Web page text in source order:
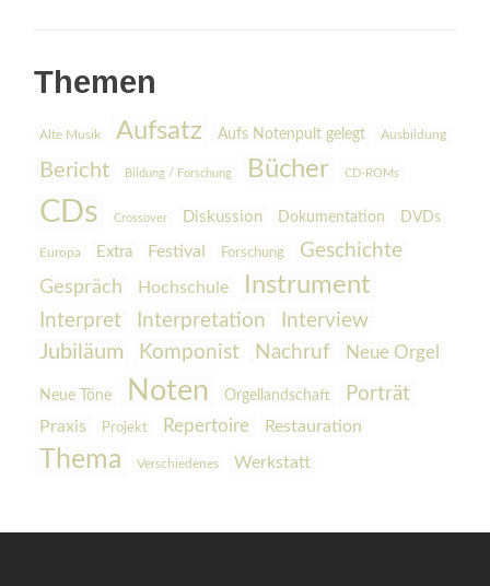
Themen
Alte Musik Aufsatz Aufs Notenpult gelegt Ausbildung
Bericht Bildung / Forschung Bücher CD-ROMs
CDs Crossover Diskussion Dokumentation DVDs
Europa Extra Festival Forschung Geschichte
Gespräch Hochschule Instrument
Interpret Interpretation
Interview
Jubiläum
Komponist Nachruf Neue Orgel
Neue Töne Noten Orgellandschaft Porträt
Praxis Projekt Repertoire Restauration
Thema Verschiedenes Werkstatt